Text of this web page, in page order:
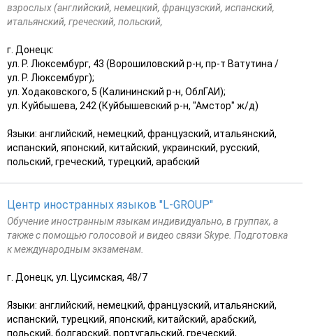
взрослых (английский, немецкий, французский, испанский,
итальянский, греческий, польский,
г. Донецк:
ул. Р. Люксембург, 43 (Ворошиловский р-н, пр-т Ватутина /
ул. Р. Люксембург);
ул. Ходаковского, 5 (Калининский р-н, ОблГАИ);
ул. Куйбышева, 242 (Куйбышевский р-н, "Амстор" ж/д)
Языки: английский, немецкий, французский, итальянский,
испанский, японский, китайский, украинский, русский,
польский, греческий, турецкий, арабский
Центр иностранных языков "L-GROUP"
Обучение иностранным языкам индивидуально, в группах, а
также с помощью голосовой и видео связи Skype. Подготовка
к международным экзаменам.
г. Донецк, ул. Цусимская, 48/7
Языки: английский, немецкий, французский, итальянский,
испанский, турецкий, японский, китайский, арабский,
польский, болгарский, португальский, греческий,